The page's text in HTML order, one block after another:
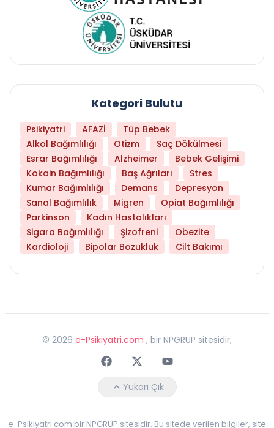
Kategori Bulutu
Psikiyatri AFAZİ
Tüp Bebek
Alkol Bağımlılığı
Otizm
Saç Dökülmesi
Esrar Bağımlılığı
Alzheimer
Bebek Gelişimi
Kokain Bağımlılığı
Baş Ağrıları
Stres
Kumar Bağımlılığı
Demans
Depresyon
Sanal Bağımlılık
Migren
Opiat Bağımlılığı
Parkinson
Kadın Hastalıkları
Sigara Bağımlılığı
Şizofreni
Obezite
Kardioloji
Bipolar Bozukluk Cilt Bakımı
© 2026 e-Psikiyatri.com , bir NPGRUP sitesidir,
FaceebokTwitterYoutube
Yukarı Çık
e-Psikiyatri.com bir NPGRUP sitesidir. Bu sitede verilen bilgiler, site